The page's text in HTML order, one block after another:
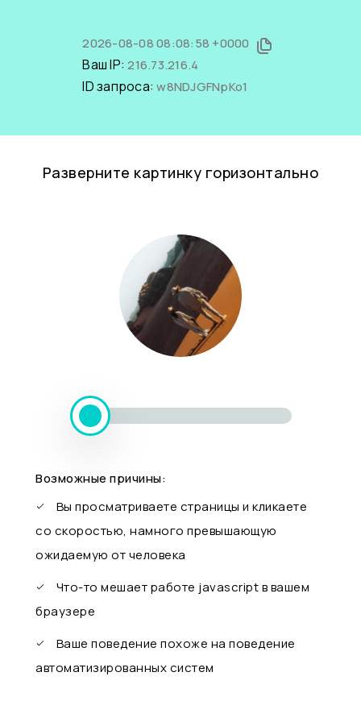
2026-08-08 08:08:58 +0000
Ваш IP:216.73.216.4
ID запроса:w8NDJGFNpKo1
Разверните картинку горизонтально
Возможные причины:
Вы просматриваете страницы и кликаете
со скоростью, намного превышающую
ожидаемую от человека
Что-то мешает работе javascript в вашем
браузере
Ваше поведение похоже на поведение
автоматизированных систем